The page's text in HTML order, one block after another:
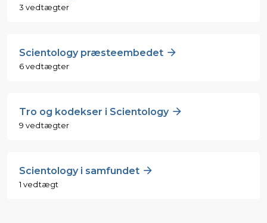
3 vedtægter
Scientology præsteembedet
6 vedtægter
Tro og kodekser i Scientology
9 vedtægter
Scientology i samfundet
1 vedtægt